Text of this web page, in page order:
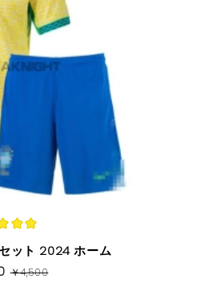
ット 2024 ホーム
￥4,500